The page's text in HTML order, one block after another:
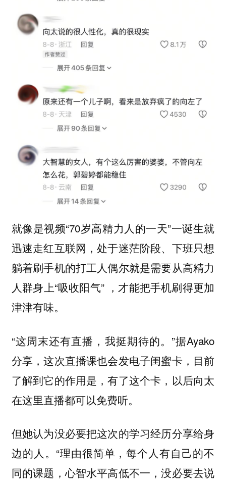
就像是视频“70岁高精力人的一天”一诞生就
迅速走红互联网，处于迷茫阶段、下班只想
躺着刷手机的打工人偶尔就是需要从高精力
人群身上“吸收阳气” ，才能把手机刷得更加
津津有味。
“这周末还有直播，我挺期待的。”据Ayako
分享，这次直播课也会发电子闺蜜卡 ，目前
了解到它的作用是，有了这个卡，以后向太
在这里直播都可以免费听。
但她认为没必要把这次的学习经历分享给身
边的人。“理由很简单，每个人有自己的不
同的课题，心智水平高低不一，没必要去说